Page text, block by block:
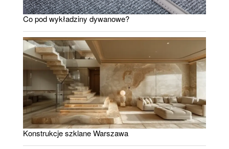
Co pod wykładziny dywanowe?
Konstrukcje szklane Warszawa